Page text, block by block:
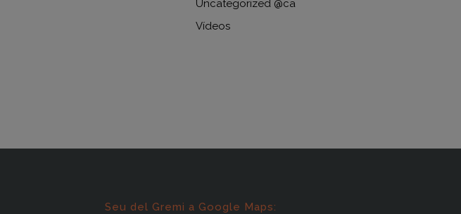
Uncategorized @ca
Vídeos
Seu del Gremi a Google Maps: